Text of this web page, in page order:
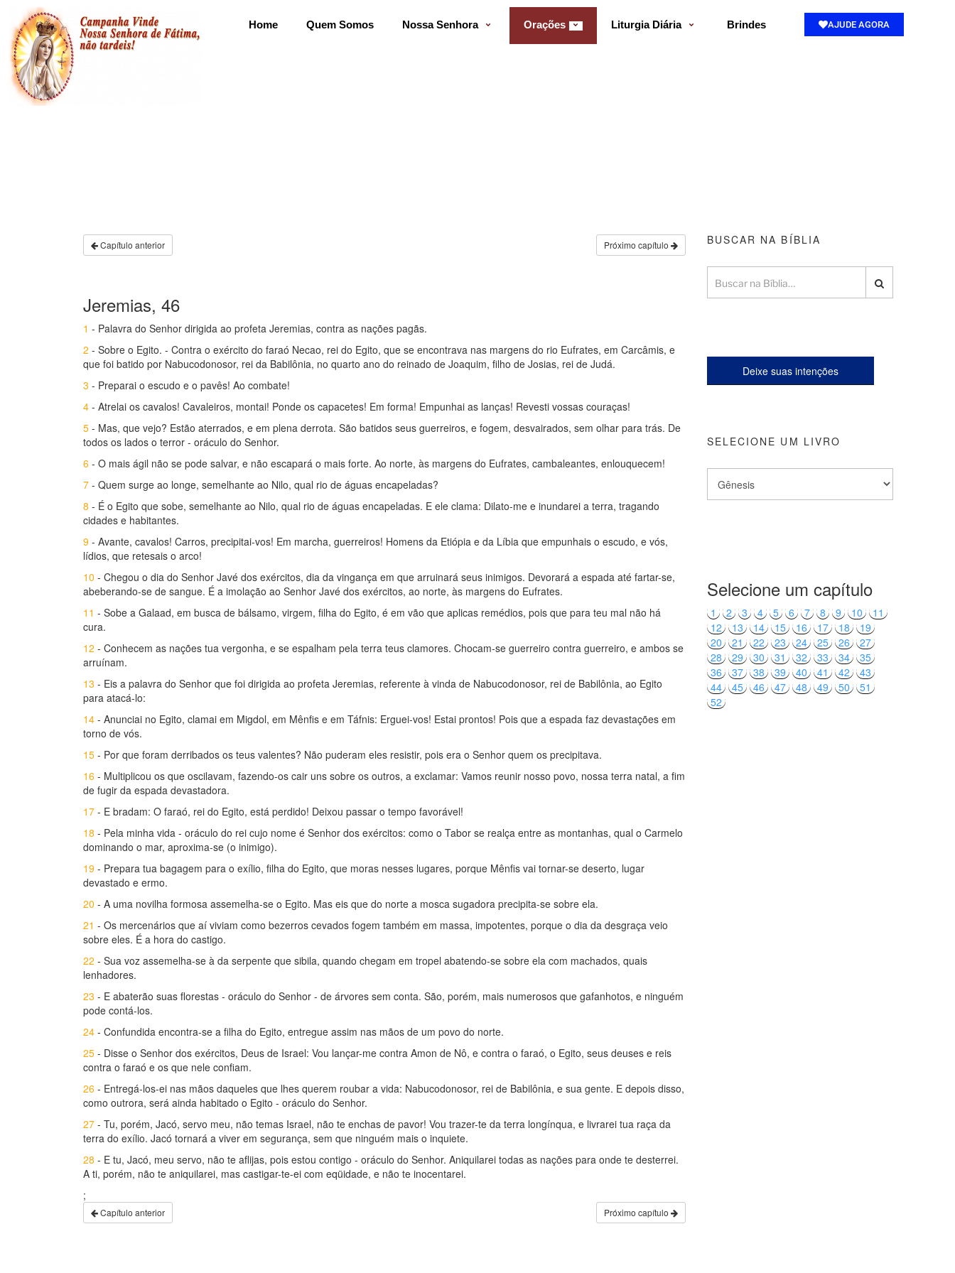
Home Quem Somos Nossa Senhora Orações Liturgia Diária Brindes AJUDE AGORA
Capítulo anterior Próximo capítulo
Jeremias, 46
1 - Palavra do Senhor dirigida ao profeta Jeremias, contra as nações pagãs.
2 - Sobre o Egito. - Contra o exército do faraó Necao, rei do Egito, que se encontrava nas margens do rio Eufrates, em Carcâmis, e
que foi batido por Nabucodonosor, rei da Babilônia, no quarto ano do reinado de Joaquim, filho de Josias, rei de Judá.
3 - Preparai o escudo e o pavês! Ao combate!
4 - Atrelai os cavalos! Cavaleiros, montai! Ponde os capacetes! Em forma! Empunhai as lanças! Revesti vossas couraças!
5 - Mas, que vejo? Estão aterrados, e em plena derrota. São batidos seus guerreiros, e fogem, desvairados, sem olhar para trás. De
todos os lados o terror - oráculo do Senhor.
6 - O mais ágil não se pode salvar, e não escapará o mais forte. Ao norte, às margens do Eufrates, cambaleantes, enlouquecem!
7 - Quem surge ao longe, semelhante ao Nilo, qual rio de águas encapeladas?
8 - É o Egito que sobe, semelhante ao Nilo, qual rio de águas encapeladas. E ele clama: Dilato-me e inundarei a terra, tragando
cidades e habitantes.
9 - Avante, cavalos! Carros, precipitai-vos! Em marcha, guerreiros! Homens da Etiópia e da Líbia que empunhais o escudo, e vós,
lídios, que retesais o arco!
10 - Chegou o dia do Senhor Javé dos exércitos, dia da vingança em que arruinará seus inimigos. Devorará a espada até fartar-se,
abeberando-se de sangue. É a imolação ao Senhor Javé dos exércitos, ao norte, às margens do Eufrates.
11 - Sobe a Galaad, em busca de bálsamo, virgem, filha do Egito, é em vão que aplicas remédios, pois que para teu mal não há
cura.
12 - Conhecem as nações tua vergonha, e se espalham pela terra teus clamores. Chocam-se guerreiro contra guerreiro, e ambos se
arruínam.
13 - Eis a palavra do Senhor que foi dirigida ao profeta Jeremias, referente à vinda de Nabucodonosor, rei de Babilônia, ao Egito
para atacá-lo:
14 - Anunciai no Egito, clamai em Migdol, em Mênfis e em Táfnis: Erguei-vos! Estai prontos! Pois que a espada faz devastações em
torno de vós.
15 - Por que foram derribados os teus valentes? Não puderam eles resistir, pois era o Senhor quem os precipitava.
16 - Multiplicou os que oscilavam, fazendo-os cair uns sobre os outros, a exclamar: Vamos reunir nosso povo, nossa terra natal, a fim
de fugir da espada devastadora.
17 - E bradam: O faraó, rei do Egito, está perdido! Deixou passar o tempo favorável!
18 - Pela minha vida - oráculo do rei cujo nome é Senhor dos exércitos: como o Tabor se realça entre as montanhas, qual o Carmelo
dominando o mar, aproxima-se (o inimigo).
19 - Prepara tua bagagem para o exílio, filha do Egito, que moras nesses lugares, porque Mênfis vai tornar-se deserto, lugar
devastado e ermo.
20 - A uma novilha formosa assemelha-se o Egito. Mas eis que do norte a mosca sugadora precipita-se sobre ela.
21 - Os mercenários que aí viviam como bezerros cevados fogem também em massa, impotentes, porque o dia da desgraça veio
sobre eles. É a hora do castigo.
22 - Sua voz assemelha-se à da serpente que sibila, quando chegam em tropel abatendo-se sobre ela com machados, quais
lenhadores.
23 - E abaterão suas florestas - oráculo do Senhor - de árvores sem conta. São, porém, mais numerosos que gafanhotos, e ninguém
pode contá-los.
24 - Confundida encontra-se a filha do Egito, entregue assim nas mãos de um povo do norte.
25 - Disse o Senhor dos exércitos, Deus de Israel: Vou lançar-me contra Amon de Nô, e contra o faraó, o Egito, seus deuses e reis
contra o faraó e os que nele confiam.
26 - Entregá-los-ei nas mãos daqueles que lhes querem roubar a vida: Nabucodonosor, rei de Babilônia, e sua gente. E depois disso,
como outrora, será ainda habitado o Egito - oráculo do Senhor.
27 - Tu, porém, Jacó, servo meu, não temas Israel, não te enchas de pavor! Vou trazer-te da terra longínqua, e livrarei tua raça da
terra do exílio. Jacó tornará a viver em segurança, sem que ninguém mais o inquiete.
28 - E tu, Jacó, meu servo, não te aflijas, pois estou contigo - oráculo do Senhor. Aniquilarei todas as nações para onde te desterrei.
A ti, porém, não te aniquilarei, mas castigar-te-ei com eqüidade, e não te inocentarei.
;
Capítulo anterior Próximo capítulo
BUSCAR NA BÍBLIA
Deixe suas intenções
SELECIONE UM LIVRO
Selecione um capítulo
1 2 3 4 5 6 7 8 9 10
11
12
13 14 15 16 17 18
19
20
21 22 23 24 25 26
27
28
29 30 31 32 33 34
35
36
37 38 39 40 41 42
43
44
45 46 47 48 49 50
51
52